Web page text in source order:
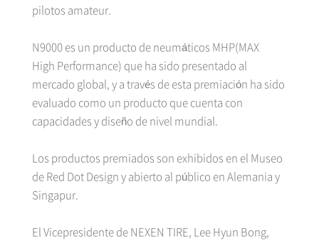
pilotos amateur.
N9000 es un producto de neumáticos MHP(MAX
High Performance) que ha sido presentado al
mercado global, y a través de esta premiación ha sido
evaluado como un producto que cuenta con
capacidades y diseño de nivel mundial.
Los productos premiados son exhibidos en el Museo
de Red Dot Design y abierto al público en Alemania y
Singapur.
El Vicepresidente de NEXEN TIRE, Lee Hyun Bong,